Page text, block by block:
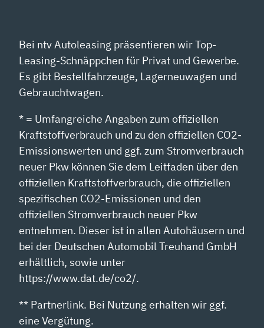
Bei ntv Autoleasing präsentieren wir Top-
Leasing-Schnäppchen für Privat und Gewerbe.
Es gibt Bestellfahrzeuge, Lagerneuwagen und
Gebrauchtwagen.
* = Umfangreiche Angaben zum offiziellen
Kraftstoffverbrauch und zu den offiziellen CO2-
Emissionswerten und ggf. zum Stromverbrauch
neuer Pkw können Sie dem Leitfaden über den
offiziellen Kraftstoffverbrauch, die offiziellen
spezifischen CO2-Emissionen und den
offiziellen Stromverbrauch neuer Pkw
entnehmen. Dieser ist in allen Autohäusern und
bei der Deutschen Automobil Treuhand GmbH
erhältlich, sowie unter
https://www.dat.de/co2/.
** Partnerlink. Bei Nutzung erhalten wir ggf.
eine Vergütung.